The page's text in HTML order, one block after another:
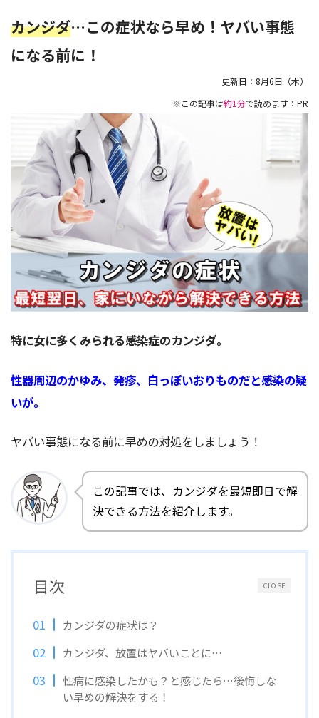
カンジダ…この症状なら早め！ヤバい事態
になる前に！
更新日： 8月6日（木）
※この記事は約1分で読めます：PR
特に女に多くみられる感染症のカンジダ。
性器周辺のかゆみ、発疹、白っぽいおりものだと感染の疑
いが。
ヤバい事態になる前に早めの対処をしましょう！
この記事では、カンジダを最短即日で解
決できる方法を紹介します。
CLOSE
目次
カンジダの症状は？
カンジダ、放置はヤバいことに…
性病に感染したかも？と感じたら…後悔しな
い早めの解決をする！